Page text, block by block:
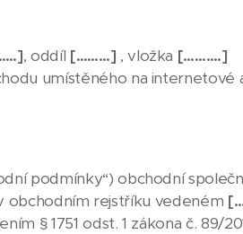
, oddíl [………] , vložka [……….]
umístěného na internetové
podmínky“) obchodní
obchodním rejstříku vedeném
§ 1751 odst. 1 zákona č. 89/